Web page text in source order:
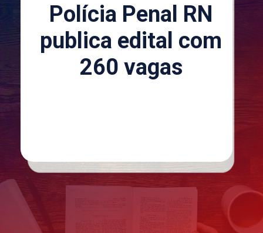
Polícia Penal RN
publica edital com
260 vagas